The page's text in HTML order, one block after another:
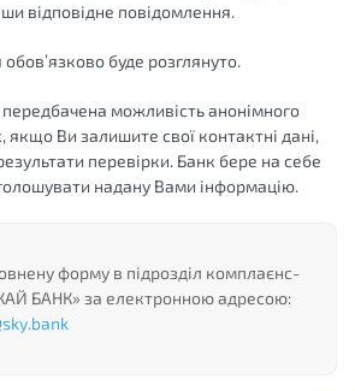
відповідне повідомлення.
буде розглянуто.
можливість анонімного
якщо Ви залишите свої контактні дані,
перевірки. Банк бере на себе
надану Вами інформацію.
форму в підрозділ комплаєнс-
БАНК» за електронною адресою: